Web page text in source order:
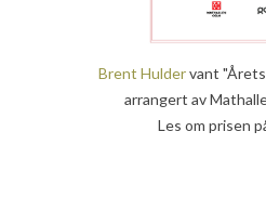
Brent Huldervant
arrangert av
Les om prisen